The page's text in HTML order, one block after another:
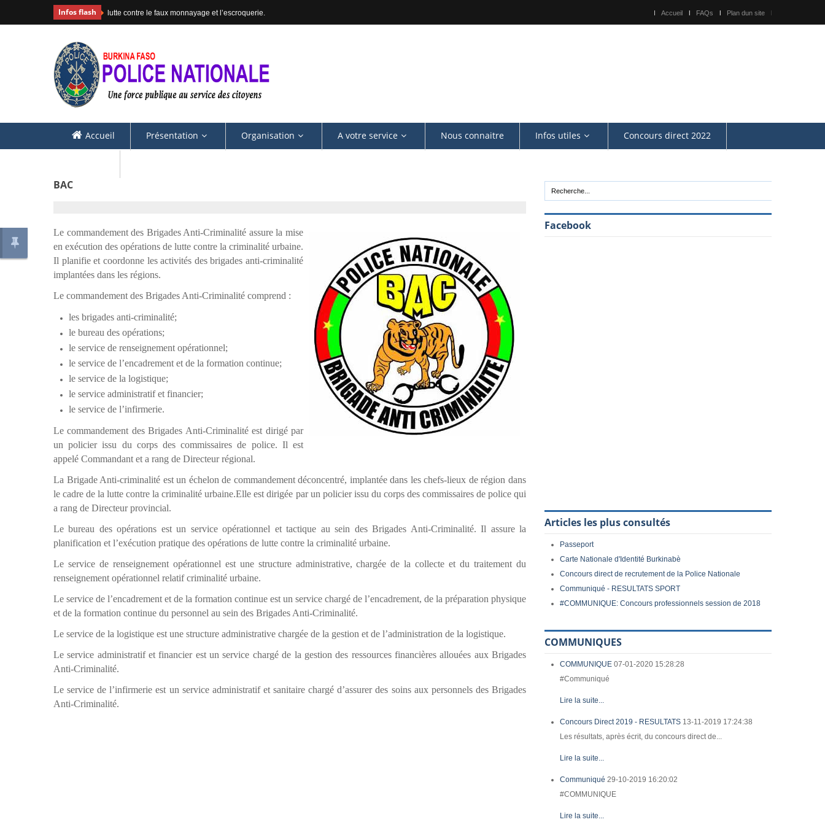
Infos flash lutte contre le faux monnayage et l’escroquerie. Accueil FAQs Plan dun site
Accueil Présentation Organisation A votre service Nous connaitre Infos utiles Concours direct 2022
BAC
Le commandement des Brigades Anti-Criminalité assure la mise
en exécution des opérations de lutte contre la criminalité urbaine.
Il planifie et coordonne les activités des brigades anti-criminalité
implantées dans les régions.
Le commandement des Brigades Anti-Criminalité comprend :
les brigades anti-criminalité;
le bureau des opérations;
le service de renseignement opérationnel;
le service de l’encadrement et de la formation continue;
le service de la logistique;
le service administratif et financier;
le service de l’infirmerie.
Le commandement des Brigades Anti-Criminalité est dirigé par
un policier issu du corps des commissaires de police. Il est
appelé Commandant et a rang de Directeur régional.
La Brigade Anti-criminalité est un échelon de commandement déconcentré, implantée dans les chefs-lieux de région dans
le cadre de la lutte contre la criminalité urbaine.Elle est dirigée par un policier issu du corps des commissaires de police qui
a rang de Directeur provincial.
Le bureau des opérations est un service opérationnel et tactique au sein des Brigades Anti-Criminalité. Il assure la
planification et l’exécution pratique des opérations de lutte contre la criminalité urbaine.
Le service de renseignement opérationnel est une structure administrative, chargée de la collecte et du traitement du
renseignement opérationnel relatif criminalité urbaine.
Le service de l’encadrement et de la formation continue est un service chargé de l’encadrement, de la préparation physique
et de la formation continue du personnel au sein des Brigades Anti-Criminalité.
Le service de la logistique est une structure administrative chargée de la gestion et de l’administration de la logistique.
Le service administratif et financier est un service chargé de la gestion des ressources financières allouées aux Brigades
Anti-Criminalité.
Le service de l’infirmerie est un service administratif et sanitaire chargé d’assurer des soins aux personnels des Brigades
Anti-Criminalité.
Facebook
Articles les plus consultés
Passeport
Carte Nationale d'Identité Burkinabè
Concours direct de recrutement de la Police Nationale
Communiqué - RESULTATS SPORT
#COMMUNIQUE: Concours professionnels session de 2018
COMMUNIQUES
COMMUNIQUE 07-01-2020 15:28:28
#Communiqué
Lire la suite...
Concours Direct 2019 - RESULTATS 13-11-2019 17:24:38
Les résultats, après écrit, du concours direct de...
Lire la suite...
Communiqué 29-10-2019 16:20:02
#COMMUNIQUE
Lire la suite...